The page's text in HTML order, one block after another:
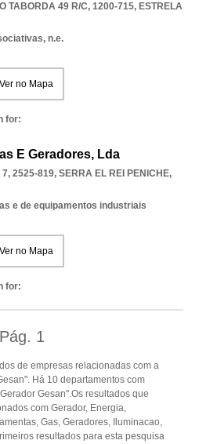
TABORDA 49 R/C, 1200-715, ESTRELA
n.e.
Ver no Mapa
for:
E Geradores, Lda
2525-819, SERRA EL REI PENICHE,
e de equipamentos industriais
Ver no Mapa
for:
Pág. 1
de empresas relacionadas com a
Há 10 departamentos com
Gesan".Os resultados que
com Gerador, Energia,
Gas, Geradores, Iluminacao,
resultados para esta pesquisa